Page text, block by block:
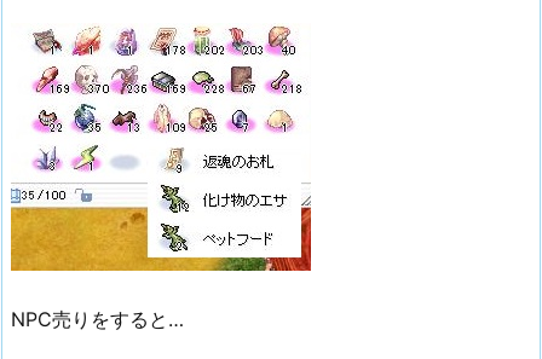
NPC売りをすると…